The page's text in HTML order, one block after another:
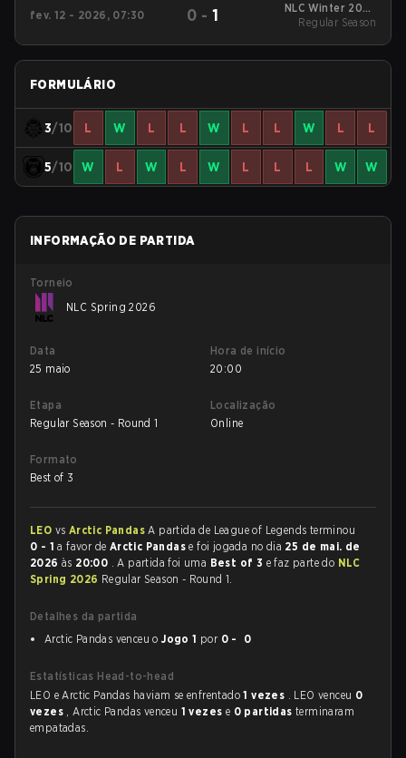
fev. 12 - 2026, 07:30 0 -1
NLC Winter 2026
Regular Season
Regular Season
FORMULÁRIO
3/10 L W L L W L L W L L
5/10 W L W L W L L L W W
INFORMAÇÃO DE PARTIDA
Torneio
NLC Spring 2026
Data
25 maio
Hora de início
20:00
Etapa
Regular Season - Round 1
Localização
Online
Formato
Best of 3
LEO vs Arctic PandasA partida de League of Legends terminou
0 - 1 a favor de Arctic Pandase foi jogada no dia 25 de mai. de
2026 às 20:00 . A partida foi uma Best of 3 e faz parte do NLC
Spring 2026 Regular Season - Round 1.
Detalhes da partida
Arctic Pandas venceu oJogo 1 por 0 - 0
Estatísticas Head-to-head
LEO e Arctic Pandas haviam se enfrentado1 vezes . LEO venceu 0
vezes , Arctic Pandas venceu 1 vezes e 0 partidasterminaram
empatadas.